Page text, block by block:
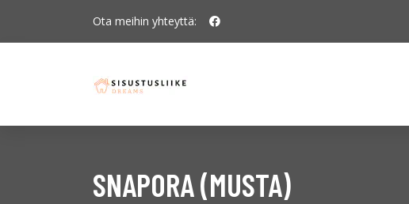
Ota meihin yhteyttä:
SNAPORA (MUSTA)